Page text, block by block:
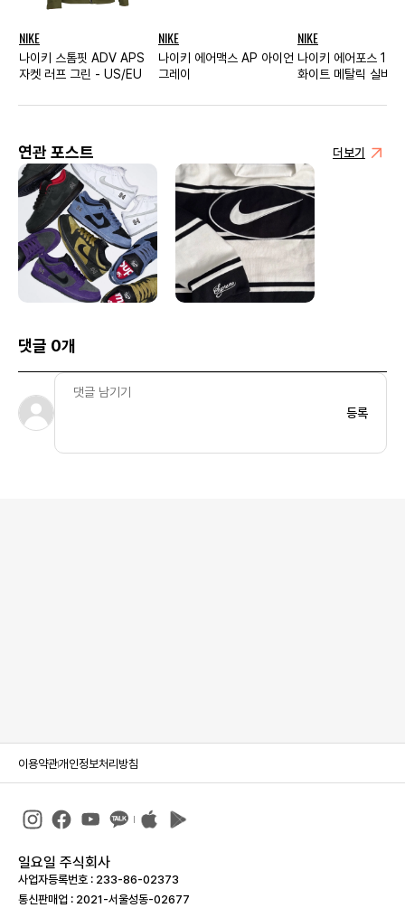
NIKE
나이키 스톰핏 ADV APS
자켓 러프 그린 - US/EU
NIKE
나이키 에어맥스 AP 아이언
그레이
NIKE
나이키 에어포스 1 쉐
화이트 메탈릭 실버
연관 포스트 더보기
댓글 0개
등록
이용약관개인정보처리방침
일요일 주식회사
사업자등록번호 : 233-86-023­73
통신판매업 : 2021-서울성동-02677